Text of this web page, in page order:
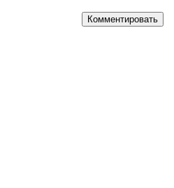
Комментировать